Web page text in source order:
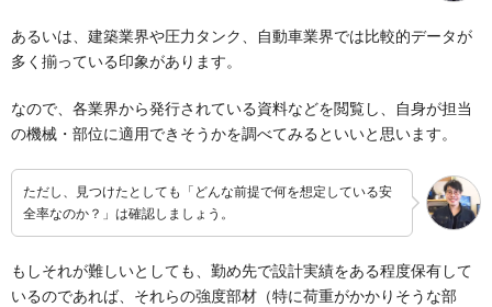
あるいは、建築業界や圧力タンク、自動車業界では比較的データが
多く揃っている印象があります。
なので、各業界から発行されている資料などを閲覧し、自身が担当
の機械・部位に適用できそうかを調べてみるといいと思います。
ただし、見つけたとしても「どんな前提で何を想定している安
全率なのか？」は確認しましょう。
もしそれが難しいとしても、勤め先で設計実績をある程度保有して
いるのであれば、それらの強度部材（特に荷重がかかりそうな部